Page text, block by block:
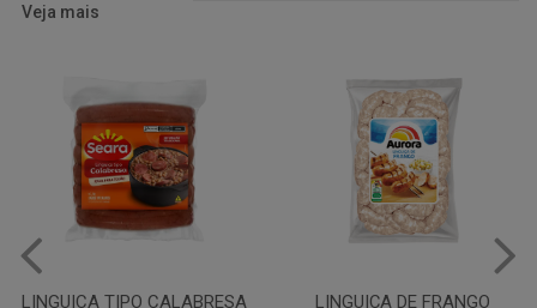
Veja mais
LINGUIÇA DE FRANGO QUEIJO MUSSARELA